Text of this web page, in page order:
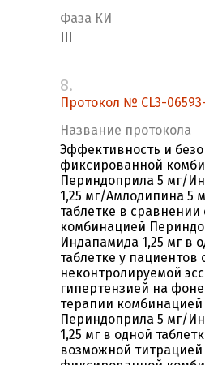
Фаза КИ
8.
Протокол № CL3-
Название протокола
Эффективность и
фиксированной
Периндоприла 5 мг/
1,25 мг/Амлодипина 5
таблетке в сравнении
комбинацией
Индапамида 1,25 мг в
таблетке у пациентов
неконтролируемой
гипертензией на
терапии комбинацией
Периндоприла 5 мг/
1,25 мг в одной
возможной титрацией